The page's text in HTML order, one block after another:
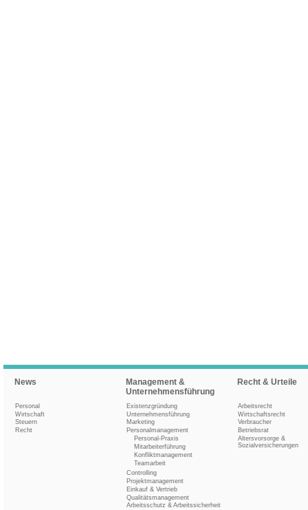
News
Personal
Wirtschaft
Steuern
Recht
Management &
Unternehmensführung
Existenzgründung
Unternehmensführung
Marketing
Personalmanagement
Personal-Praxis
Mitarbeiterführung
Konfliktmanagement
Teamarbeit
Controlling
Projektmanagement
Einkauf & Vertrieb
Qualitätsmanagement
Arbeitsschutz & Arbeitssicherheit
Recht & Urteile
Arbeitsrecht
Wirtschaftsrecht
Verbraucher
Betriebsrat
Altersvorsorge &
Sozialversicherungen